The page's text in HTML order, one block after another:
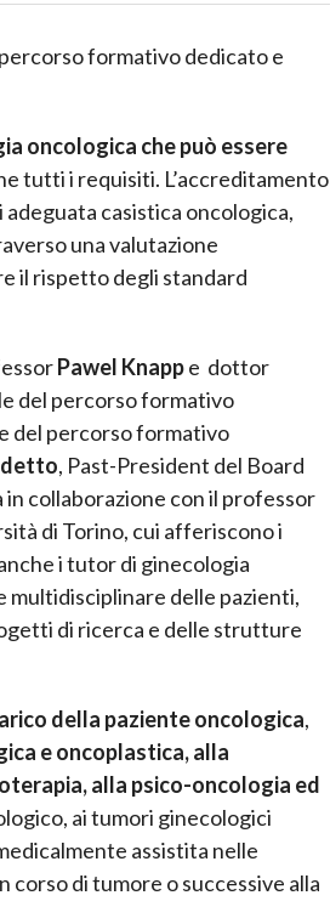
formativo dedicato e
oncologica che può essere
tutti i requisiti. L’accreditamento
casistica oncologica,
una valutazione
il rispetto degli standard
Pawel Knappe dottor
del percorso formativo
del percorso formativo
, Past-President del Board
collaborazione con il professor
di Torino, cui afferiscono i
i tutor di ginecologia
multidisciplinare delle pazienti,
di ricerca e delle strutture
della paziente oncologica,
e oncoplastica, alla
alla psico-oncologia ed
ai tumori ginecologici
assistita nelle
corso di tumore o successive alla